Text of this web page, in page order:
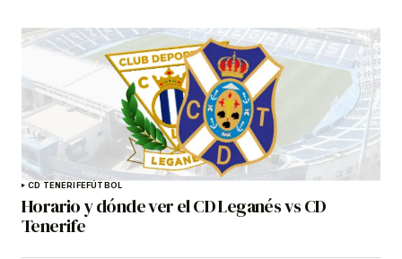
CD TENERIFEFÚTBOL
Horario y dónde ver el CD Leganés vs CD
Tenerife